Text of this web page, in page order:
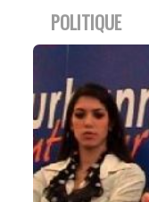
POLITIQUE